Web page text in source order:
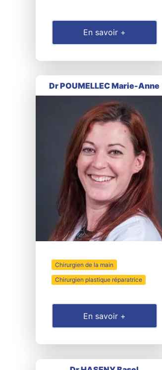
En savoir +
Dr POUMELLEC Marie-Anne
Chirurgien de la main
Chirurgien plastique réparatrice
En savoir +